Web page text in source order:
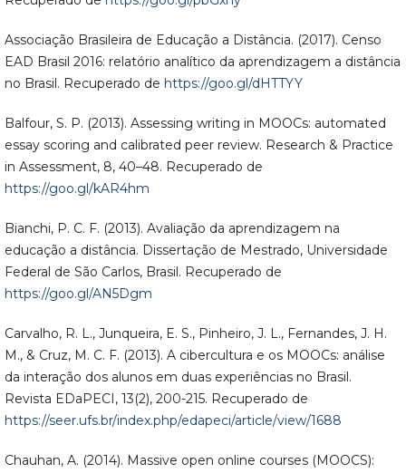
Associação Brasileira de Educação a Distância. (2017). Censo
EAD Brasil 2016: relatório analítico da aprendizagem a distância
no Brasil. Recuperado de https://goo.gl/dHTTYY
Balfour, S. P. (2013). Assessing writing in MOOCs: automated
essay scoring and calibrated peer review. Research & Practice
in Assessment, 8, 40–48. Recuperado de
https://goo.gl/kAR4hm
Bianchi, P. C. F. (2013). Avaliação da aprendizagem na
educação a distância. Dissertação de Mestrado, Universidade
Federal de São Carlos, Brasil. Recuperado de
https://goo.gl/AN5Dgm
Carvalho, R. L., Junqueira, E. S., Pinheiro, J. L., Fernandes, J. H.
M., & Cruz, M. C. F. (2013). A cibercultura e os MOOCs: análise
da interação dos alunos em duas experiências no Brasil.
Revista EDaPECI, 13(2), 200-215. Recuperado de
https://seer.ufs.br/index.php/edapeci/article/view/1688
Chauhan, A. (2014). Massive open online courses (MOOCS):